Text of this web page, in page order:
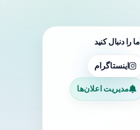
ما را دنبال کنید
اینستاگرام
مدیریت اعلان‌ها